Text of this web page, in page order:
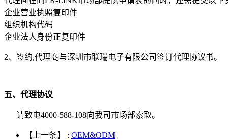
企业营业执照复印件
组织机构代码
企业法人身份正复印件
2、签约,代理商与深圳市联瑞电子有限公司签订代理协议书。
五、代理协议
请致电4000-588-108向我司市场部索取。
【上一条】 : OEM&ODM